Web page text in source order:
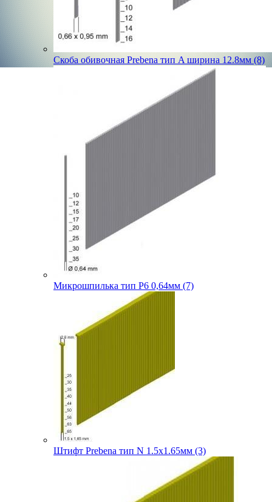
Скоба обивочная Prebena тип A ширина 12.8мм (8)
Микрошпилька тип P6 0,64мм (7)
Штифт Prebena тип N 1.5х1.65мм (3)